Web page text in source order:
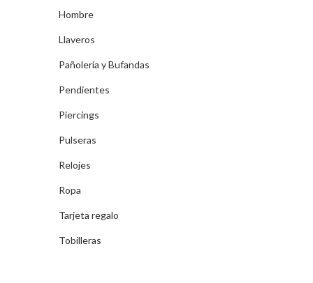
Hombre
Llaveros
Pañolería y Bufandas
Pendientes
Piercings
Pulseras
Relojes
Ropa
Tarjeta regalo
Tobilleras